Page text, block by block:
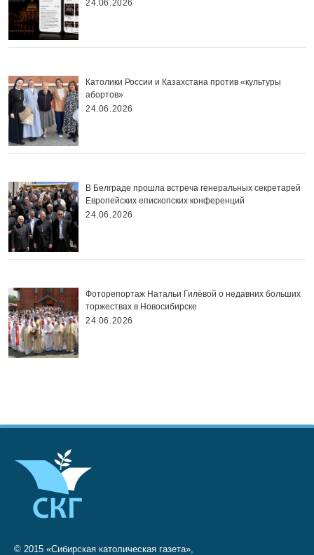
24.06.2026
Католики России и Казахстана против «культуры
абортов»
24.06.2026
В Белграде прошла встреча генеральных секретарей
Европейских епископских конференций
24.06.2026
Фоторепортаж Натальи Гилёвой о недавних больших
торжествах в Новосибирске
24.06.2026
© 2015 «Сибирская католическая газета»,